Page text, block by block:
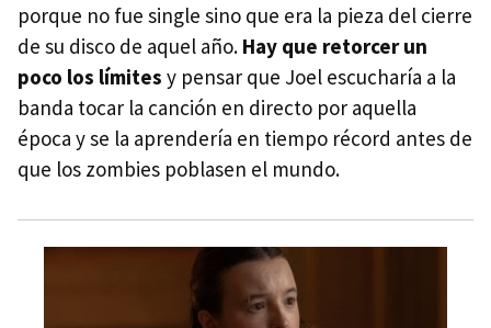
porque no fue single sino que era la pieza del cierre
de su disco de aquel año. Hay que retorcer un
poco los límites y pensar que Joel escucharía a la
banda tocar la canción en directo por aquella
época y se la aprendería en tiempo récord antes de
que los zombies poblasen el mundo.